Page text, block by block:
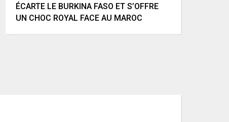
ÉCARTE LE BURKINA FASO ET S’OFFRE
UN CHOC ROYAL FACE AU MAROC